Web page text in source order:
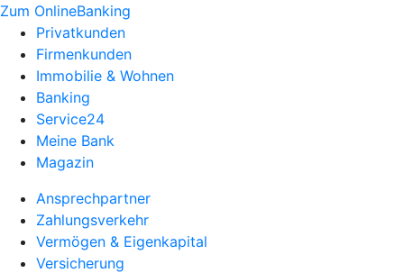
Zum OnlineBanking
Privatkunden
Firmenkunden
Immobilie & Wohnen
Banking
Service24
Meine Bank
Magazin
Ansprechpartner
Zahlungsverkehr
Vermögen & Eigenkapital
Versicherung